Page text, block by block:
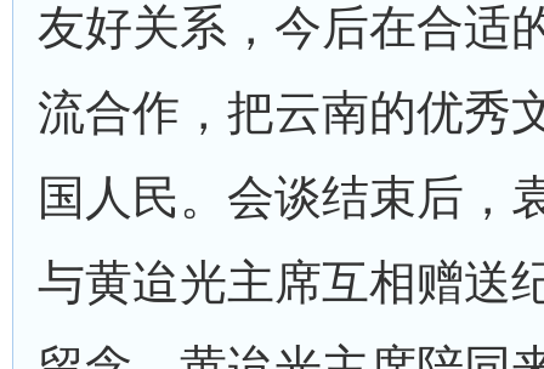
友好关系，今后在合适
流合作，把云南的优秀
国人民。会谈结束后，
与黄迨光主席互相赠送